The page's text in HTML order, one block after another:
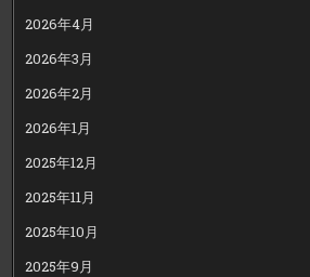
2026年4月
2026年3月
2026年2月
2026年1月
2025年12月
2025年11月
2025年10月
2025年9月